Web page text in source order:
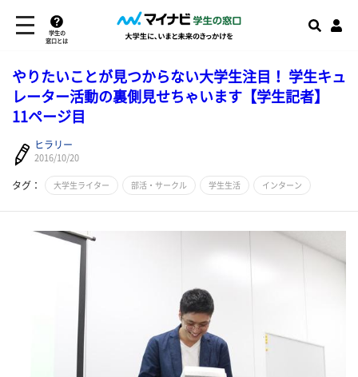
学生の
窓口とは
やりたいことが見つからない大学生注目！ 学生キュ
レーター活動の裏側見せちゃいます【学生記者】
11ページ目
ヒラリー
2016/10/20
タグ： 大学生ライター 部活・サークル 学生生活 インターン